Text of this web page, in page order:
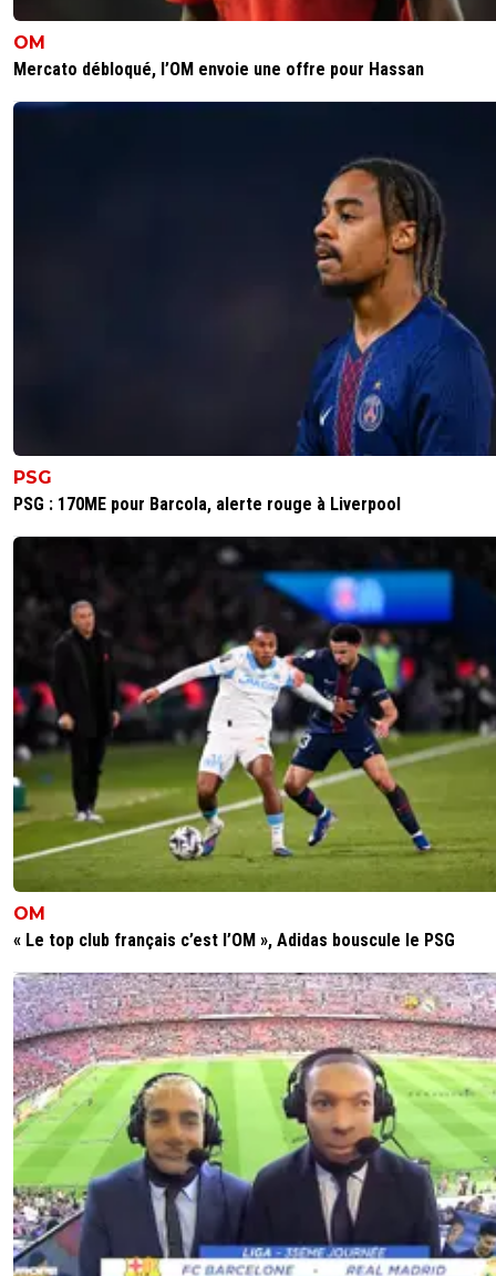
OM
Mercato débloqué, l’OM envoie une offre pour Hassan
PSG
PSG : 170ME pour Barcola, alerte rouge à Liverpool
OM
« Le top club français c’est l’OM », Adidas bouscule le PSG